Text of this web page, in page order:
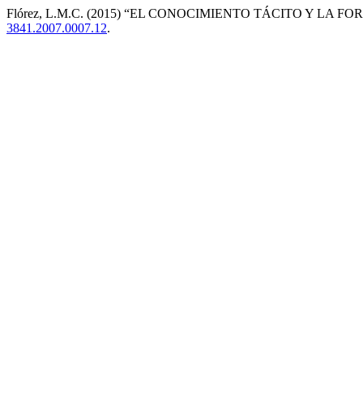
Flórez, L.M.C. (2015) “EL CONOCIMIENTO TÁCITO Y LA
3841.2007.0007.12.